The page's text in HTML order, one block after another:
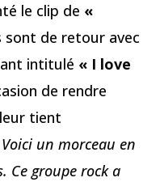
le clip de «
sont de retour avec
intitulé « I love
de rendre
tient
un morceau en
Ce groupe rock a